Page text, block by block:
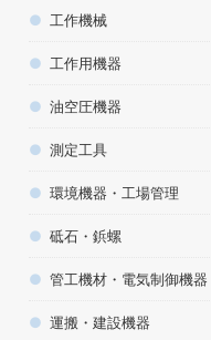
工作機械
工作用機器
油空圧機器
測定工具
環境機器・工場管理
砥石・鋲螺
管工機材・電気制御機器
運搬・建設機器